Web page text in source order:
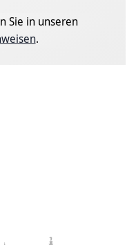
Sie in unseren
.